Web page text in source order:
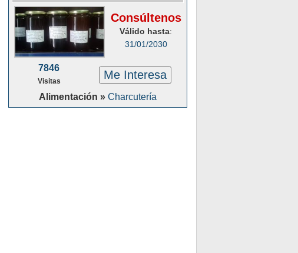
Consúltenos
Válido hasta:
31/01/2030
7846
Visitas Me Interesa
Alimentación » Charcutería